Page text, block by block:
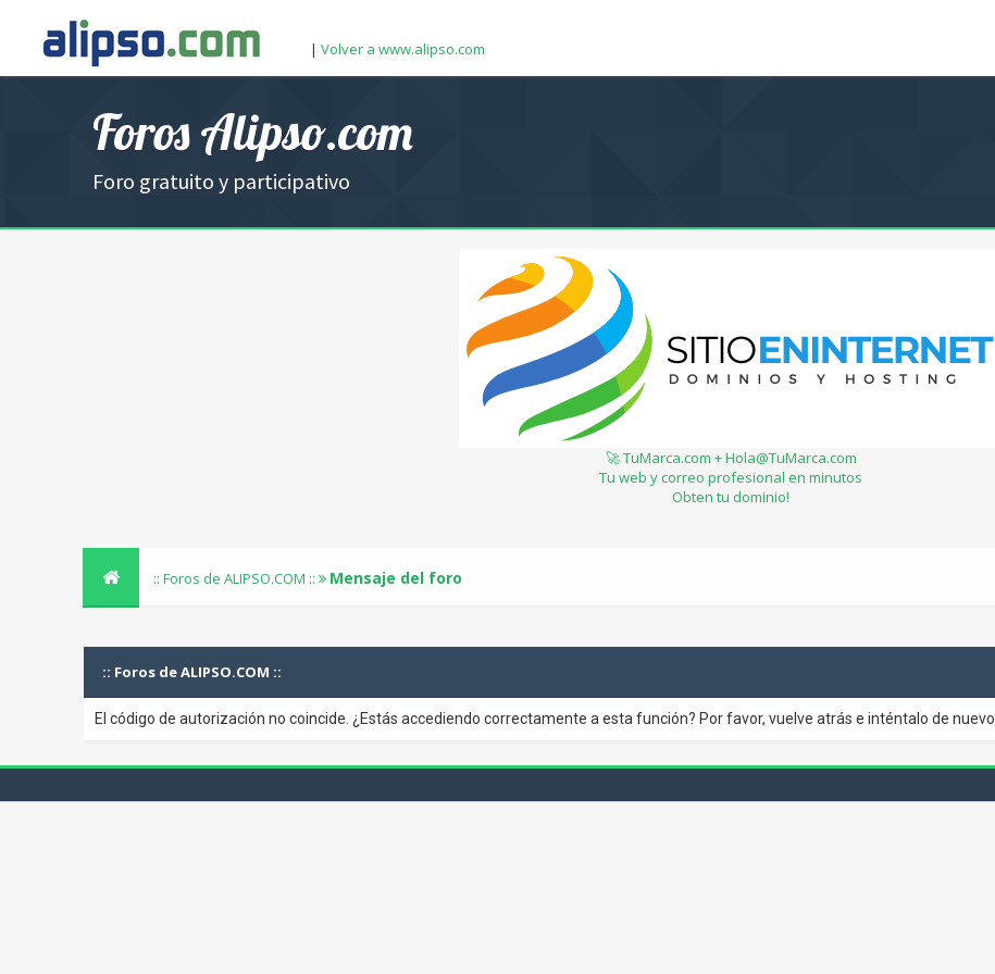
| Volver a www.alipso.com
Foros Alipso.com
Foro gratuito y participativo
🚀 TuMarca.com + Hola@TuMarca.com
Tu web y correo profesional en minutos
Obten tu dominio!
:: Foros de ALIPSO.COM :: Mensaje del foro
:: Foros de ALIPSO.COM ::
El código de autorización no coincide. ¿Estás accediendo correctamente a esta función? Por favor, vuelve atrás e inténtalo de nuevo.